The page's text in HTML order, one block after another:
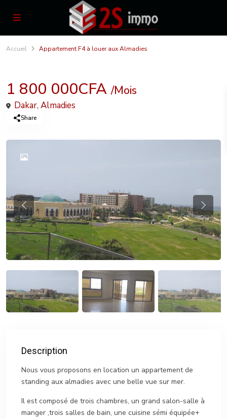
Accueil Appartement F4 à louer aux Almadies
1 800 000CFA/Mois
Dakar, Almadies
Share
Previous
Description
Nous vous proposons en location un appartement de
standing aux almadies avec une belle vue sur mer.
Il est composé de trois chambres, un grand salon-salle à
manger ,trois salles de bain, une cuisine sémi équipée+